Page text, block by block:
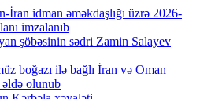
İran idman əməkdaşlığı üzrə 2026-
imzalanıb
şöbəsinin sədri Zamin Salayev
boğazı ilə bağlı İran və Oman
əldə olunub